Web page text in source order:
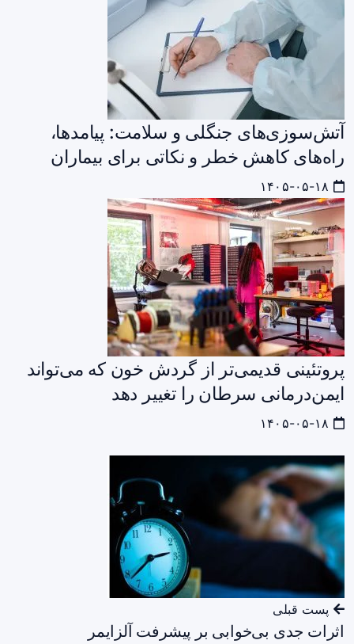
آتش‌سوزی‌های جنگلی و سلامت: پیامدها،
راه‌های کاهش خطر و نکاتی برای بیماران
پروتئینی قدیمی‌تر از گردش خون که می‌تواند
ایمن‌درمانی سرطان را تغییر دهد
پست قبلی
اثرات جدی بی‌خوابی بر پیشرفت آلزایمر